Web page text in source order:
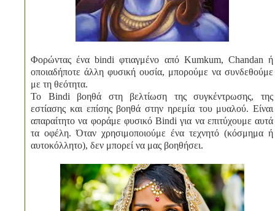
Φορώντας ένα bindi φτιαγμένο από Kumkum, Chandan ή
οποιαδήποτε άλλη φυσική ουσία, μπορούμε να συνδεθούμε
με τη θεότητα.
Το Bindi βοηθά στη βελτίωση της συγκέντρωσης, της
εστίασης και επίσης βοηθά στην ηρεμία του μυαλού. Είναι
απαραίτητο να φοράμε φυσικό Bindi για να επιτύχουμε αυτά
τα οφέλη. Όταν χρησιμοποιούμε ένα τεχνητό (κόσμημα ή
αυτοκόλλητο), δεν μπορεί να μας βοηθήσει.